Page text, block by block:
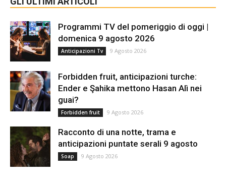
Programmi TV del pomeriggio di oggi |
domenica 9 agosto 2026
Anticipazioni Tv 9 Agosto 2026
Forbidden fruit, anticipazioni turche:
Ender e Şahika mettono Hasan Alì nei
guai?
Forbidden fruit 9 Agosto 2026
Racconto di una notte, trama e
anticipazioni puntate serali 9 agosto
Soap 9 Agosto 2026